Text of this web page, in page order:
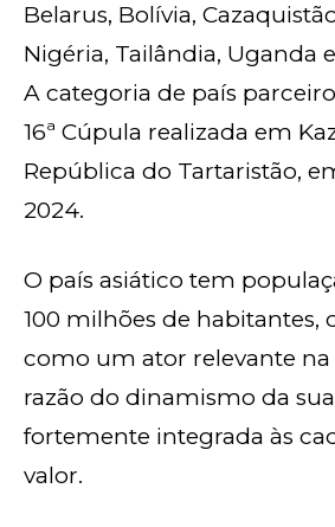
Belarus, Bolívia,
Nigéria, Tailândia, Uganda
A categoria de país
16ª Cúpula realizada em
República do Tartaristão,
2024.
O país asiático tem
100 milhões de habitantes,
como um ator relevante na
razão do dinamismo da
fortemente integrada às
valor.